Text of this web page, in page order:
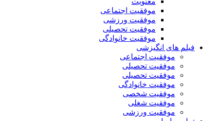
موفقیت اجتماعی
موفقیت ورزشی
موفقیت تحصیلی
موفقیت خانوادگی
فیلم های انگیزشی
موفقیت اجتماعی
موفقیت تحصیلی
موفقیت تحصیلی
موفقیت خانوادگی
موفقیت شخصی
موفقیت شغلی
موفقیت ورزشی